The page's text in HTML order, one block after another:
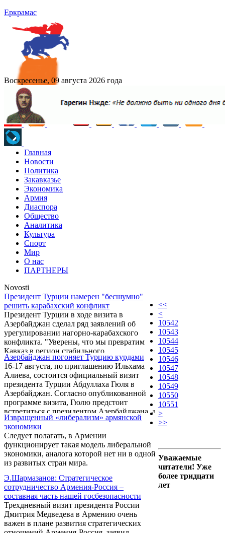
Еркрамас
Воскресенье, 09 августа 2026 года
Главная
Новости
Политика
Закавказье
Экономика
Армия
Диаспора
Общество
Аналитика
Культура
Спорт
Мир
О нас
ПАРТНЕРЫ
Novosti
Президент Турции намерен "бесшумно"
решить карабахский конфликт
Президент Турции в ходе визита в
Азербайджан сделал ряд заявлений об
урегулировании нагорно-карабахского
конфликта. "Уверены, что мы превратим
Кавказ в регион стабильного
сотрудничества. А для этого данная
проблема должна быть решена. Этот
конфликт продолжается таким образом 18
лет, в дальнейшем так не должно быть. Для
этого обязательно надо встречаться,
проводить обсуждения, осуществлять порой
открытую, а порой скрытую
дипломатическую деятельность.
Несомненно, конфликт должен быть
урегулирован в ...
Азербайджан погоняет Турцию курдами
16-17 августа, по приглашению Ильхама
Алиева, состоится официальный визит
президента Турции Абдуллаха Гюля в
Азербайджан. Согласно опубликованной
программе визита, Гюлю предстоит
встретиться с президентом Азербайджана, а
также со спикером Милли меджлиса
Октаем Асадовым, премьер-министром
Артуром Расизаде и главой мусульман
Азербайджана, шейх уль-исламом хаджи
Аллах Шукюром Паша-заде. А. Гюля в ходе
визита в Азербайджан будет сопровождать
министр энергетики Турции Танер Йылдыз.
Извращенный «либерализм» армянской
экономики
Следует полагать, в Армении
функционирует такая модель либеральной
экономики, аналога которой нет ни в одной
из развитых стран мира.
Э.Шармазанов: Стратегическое
сотрудничество Армения-Россия –
составная часть нашей госбезопасности
Трехдневный визит президента России
Дмитрия Медведева в Армению очень
важен в плане развития стратегических
<<
<
10542
10543
10544
10545
10546
10547
10548
10549
10550
10551
>
>>
Уважаемые
читатели! Уже
более тридцати
лет